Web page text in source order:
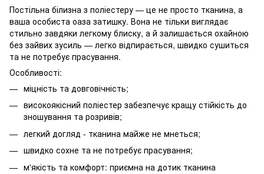
Постільна білизна з поліестеру — це не просто тканина, а
ваша особиста оаза затишку. Вона не тільки виглядає
стильно завдяки легкому блиску, а й залишається охайною
без зайвих зусиль — легко відпирається, швидко сушиться
та не потребує прасування.
Особливості:
міцність та довговічність;
високоякісний поліестер забезпечує кращу стійкість до
зношування та розривів;
легкий догляд - тканина майже не мнеться;
швидко сохне та не потребує прасування;
м'якість та комфорт: приємна на дотик тканина